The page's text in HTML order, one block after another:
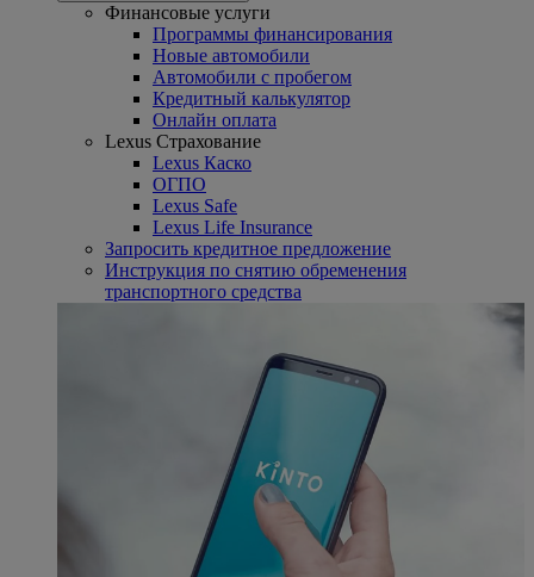
Финансовые услуги
Программы финансирования
Новые автомобили
Автомобили с пробегом
Кредитный калькулятор
Онлайн оплата
Lexus Страхование
Lexus Каско
ОГПО
Lexus Safe
Lexus Life Insurance
Запросить кредитное предложение
Инструкция по снятию обременения
транспортного средства